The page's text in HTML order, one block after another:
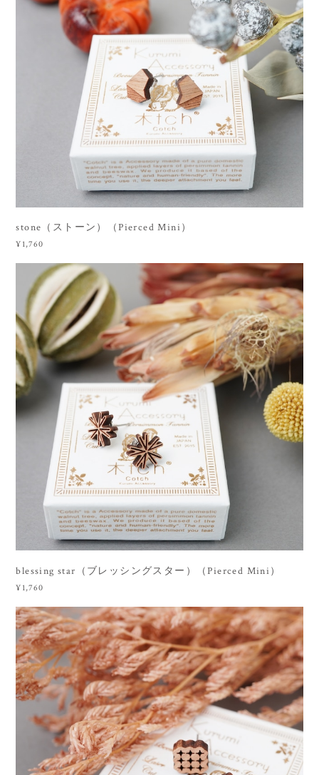
stone（ストーン）（Pierced Mini）
¥1,760
blessing star（ブレッシングスター）（Pierced Mini）
¥1,760